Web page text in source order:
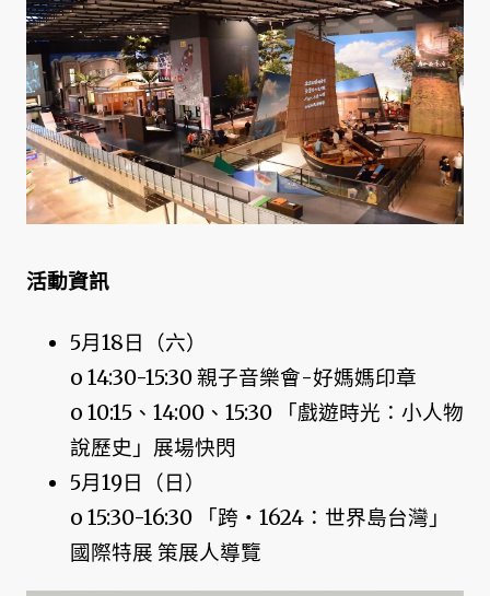
活動資訊
5月18日（六）
o 14:30-15:30 親子音樂會-好媽媽印章
o 10:15、14:00、15:30 「戲遊時光：小人物
說歷史」展場快閃
5月19日（日）
o 15:30-16:30 「跨‧1624：世界島台灣」
國際特展 策展人導覽